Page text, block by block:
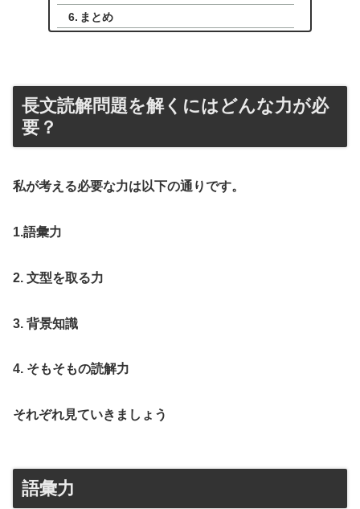
まとめ
長文読解問題を解くにはどんな力が必
要？
私が考える必要な力は以下の通りです。
1.語彙力
2. 文型を取る力
3. 背景知識
4. そもそもの読解力
それぞれ見ていきましょう
語彙力